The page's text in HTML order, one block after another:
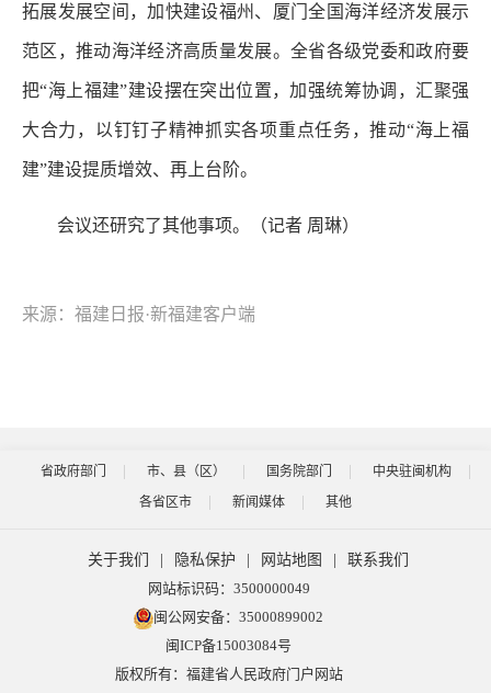
拓展发展空间，加快建设福州、厦门全国海洋经济发展示
范区，推动海洋经济高质量发展。全省各级党委和政府要
把“海上福建”建设摆在突出位置，加强统筹协调，汇聚强
大合力，以钉钉子精神抓实各项重点任务，推动“海上福
建”建设提质增效、再上台阶。
会议还研究了其他事项。（记者 周琳）
来源：福建日报·新福建客户端
省政府部门 市、县（区） 国务院部门
中央驻闽机构
各省区市
新闻媒体 其他
关于我们 隐私保护 网站地图
联系我们
网站标识码：3500000049
闽公网安备：35000899002
闽ICP备15003084号
版权所有：福建省人民政府门户网站